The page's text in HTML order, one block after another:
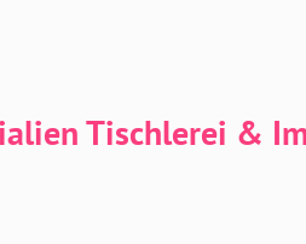
Tischlerei &